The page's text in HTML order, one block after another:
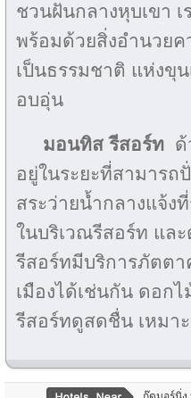
ชวนฝันกลางหุบเขา
พร้อมด้วยสิ่งอำนวย
เป็นธรรมชาติ แห่งขุ
อบอุ่น
มอนทิส รีสอร์ท ด้
อยู่ในระยะที่สามารถ
สระว่ายน้ำกลางแจ้
ในบริเวณรีสอร์ท แล
รีสอร์ทมีบริการภัตต
เมืองได้เช่นกัน ดอก
รีสอร์ทดูสดชื่น เหมา